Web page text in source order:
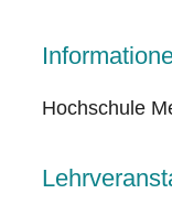
Hochschule